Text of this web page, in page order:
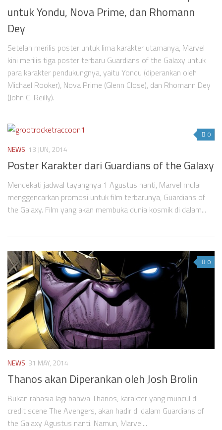
untuk Yondu, Nova Prime, dan Rhomann
Dey
Setelah merilis poster untuk lima karakter utamanya, Marvel
kini merilis tiga poster terbaru Guardians of the Galaxy untuk
para karakter pendukungnya, yaitu Yondu (diperankan oleh
Michael Rooker), Nova Prime (Glenn Close), dan Rhomann Dey
(John C. Reilly).
0
NEWS 13 JUN, 2014
Poster Karakter dari Guardians of the Galaxy
Mendekati jadwal tayangnya 1 Agustus nanti, Marvel mulai
menggencarkan promosi untuk film terbarunya, Guardians of
the Galaxy. Film yang akan membuka dunia kosmik di dalam...
0
NEWS 31 MAY, 2014
Thanos akan Diperankan oleh Josh Brolin
Bukan rahasia lagi bahwa Thanos, karakter yang muncul di
credit scene The Avengers, akan hadir di dalam Guardians of
the Galaxy Agustus nanti. Namun, Marvel...